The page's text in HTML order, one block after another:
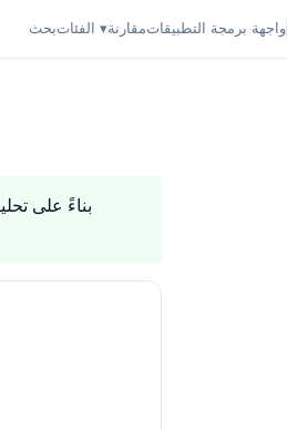
بحث الفئات ▾مقارنةواجهة برمجة التطبيقات
. بناءً على تحليل 2 أبعاد